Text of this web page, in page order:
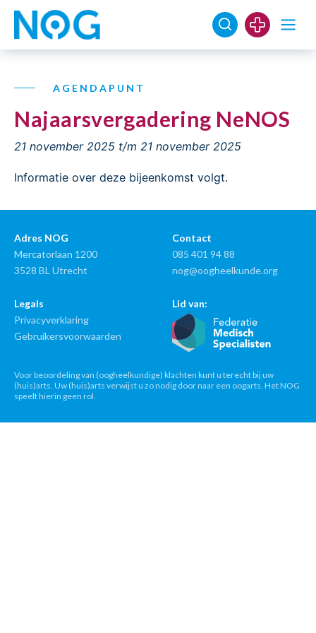
AGENDAPUNT
Najaarsvergadering NeNOS
21 november 2025 t/m 21 november 2025
Informatie over deze bijeenkomst volgt.
Adres NOG
Mercatorlaan 1200
3528 BL Utrecht
Contact
085 401 94 88
nog@oogheelkunde.org
Legals
Privacyverklaring
Gebruikersvoorwaarden
Lid van:
Voor beoordeling van (oogheelkundige) klachten kunt u terecht bij uw
(huis)arts. Uw (huis)arts verwijst u zo nodig door naar een oogarts. Het NOG
speelt hierin geen rol.